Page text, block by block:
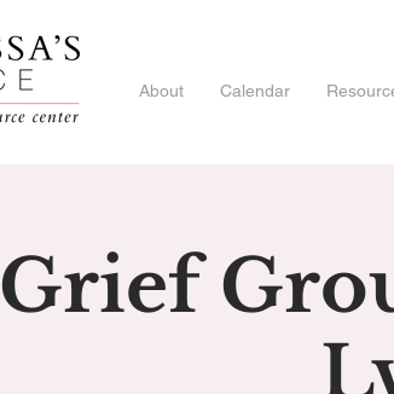
About Calendar
Grief